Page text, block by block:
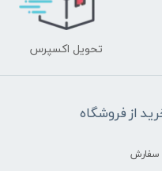
تحویل اکسپرس
از فروشگاه
سفارش